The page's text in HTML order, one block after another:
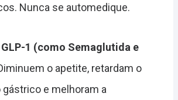
Nunca se automedique.
1 (como Semaglutida e
o apetite, retardam o
e melhoram a